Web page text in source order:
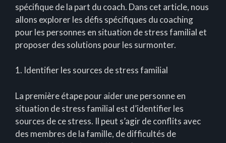
spécifique de la part du coach. Dans cet article, nous
allons explorer les défis spécifiques du coaching
pour les personnes en situation de stress familial et
proposer des solutions pour les surmonter.
1. Identifier les sources de stress familial
La première étape pour aider une personne en
situation de stress familial est d’identifier les
sources de ce stress. Il peut s’agir de conflits avec
des membres de la famille, de difficultés de